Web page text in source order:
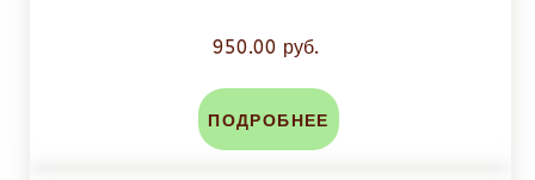
950.00 руб.
ПОДРОБНЕЕ